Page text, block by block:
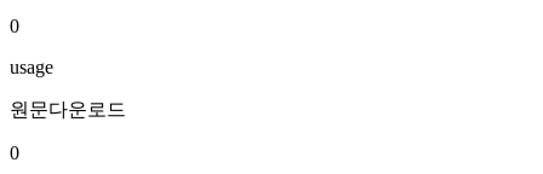
0
usage
원문다운로드
0